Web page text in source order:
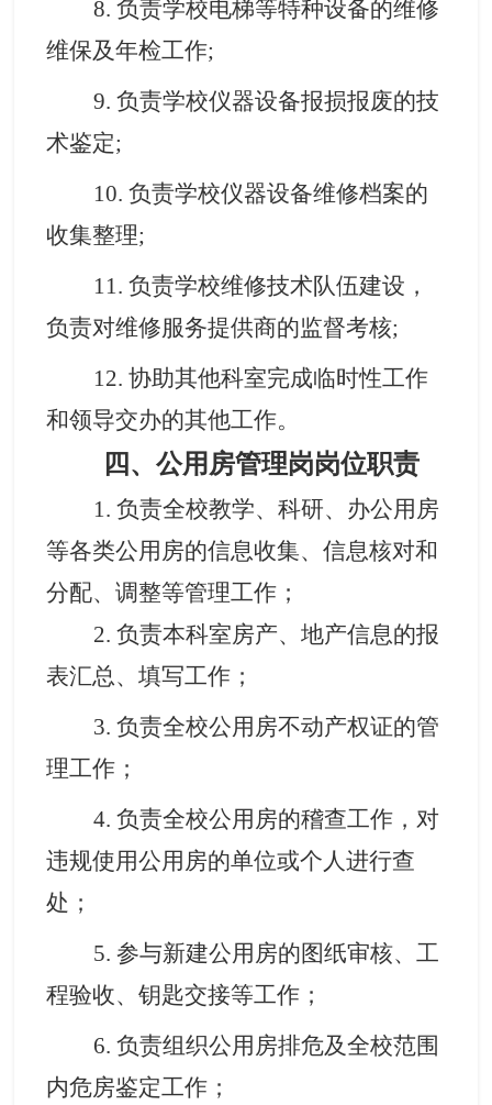
8. 负责学校电梯等特种设备的维修
维保及年检工作;
9. 负责学校仪器设备报损报废的技
术鉴定;
10. 负责学校仪器设备维修档案的
收集整理;
11. 负责学校维修技术队伍建设，
负责对维修服务提供商的监督考核;
12. 协助其他科室完成临时性工作
和领导交办的其他工作。
四、公用房管理岗岗位职责
1. 负责全校教学、科研、办公用房
等各类公用房的信息收集、信息核对和
分配、调整等管理工作 ；
2. 负责本科室房产、地产信息的报
表汇总、填写工作 ；
3. 负责全校公用房不动产权证的管
理工作 ；
4. 负责全校公用房的稽查工作，对
违规使用公用房的单位或个人进行查
处 ；
5. 参与新建公用房的图纸审核、工
程验收、钥匙交接等工作 ；
6. 负责组织公用房排危及全校范围
内危房鉴定工作 ；